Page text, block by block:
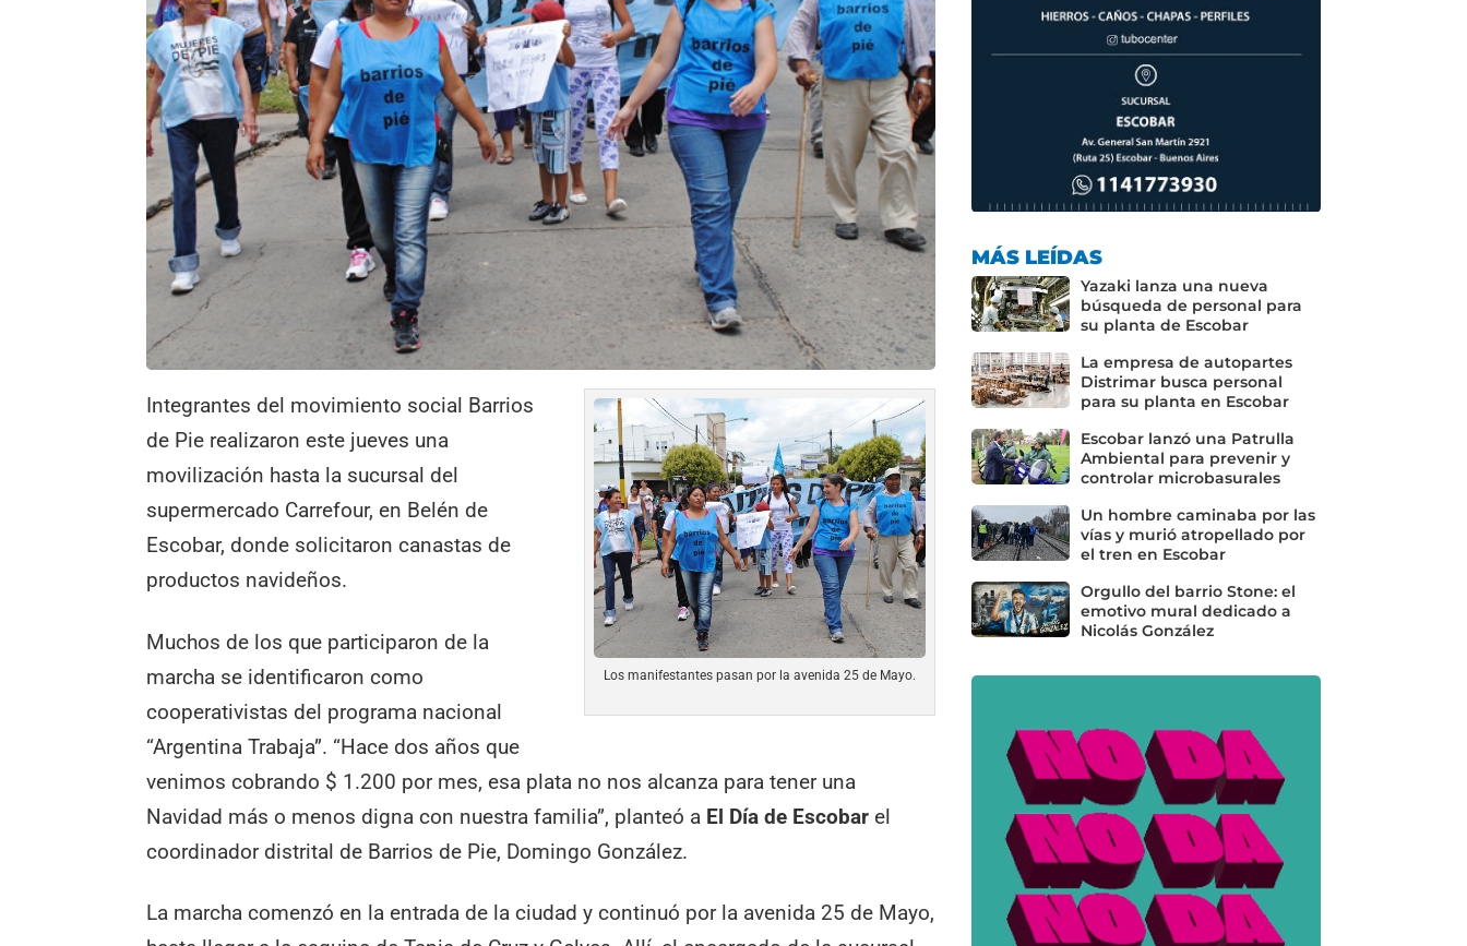
Los manifestantes pasan por la avenida 25 de Mayo.
Integrantes del movimiento social Barrios
de Pie realizaron este jueves una
movilización hasta la sucursal del
supermercado Carrefour, en Belén de
Escobar, donde solicitaron canastas de
productos navideños.
Muchos de los que participaron de la
marcha se identificaron como
cooperativistas del programa nacional
“Argentina Trabaja”. “Hace dos años que
venimos cobrando $ 1.200 por mes, esa plata no nos alcanza para tener una
Navidad más o menos digna con nuestra familia”, planteó a El Día de Escobar el
coordinador distrital de Barrios de Pie, Domingo González.
La marcha comenzó en la entrada de la ciudad y continuó por la avenida 25 de Mayo,
MÁS LEÍDAS
Yazaki lanza una nueva
búsqueda de personal para
su planta de Escobar
La empresa de autopartes
Distrimar busca personal
para su planta en Escobar
Escobar lanzó una Patrulla
Ambiental para prevenir y
controlar microbasurales
Un hombre caminaba por las
vías y murió atropellado por
el tren en Escobar
Orgullo del barrio Stone: el
emotivo mural dedicado a
Nicolás González